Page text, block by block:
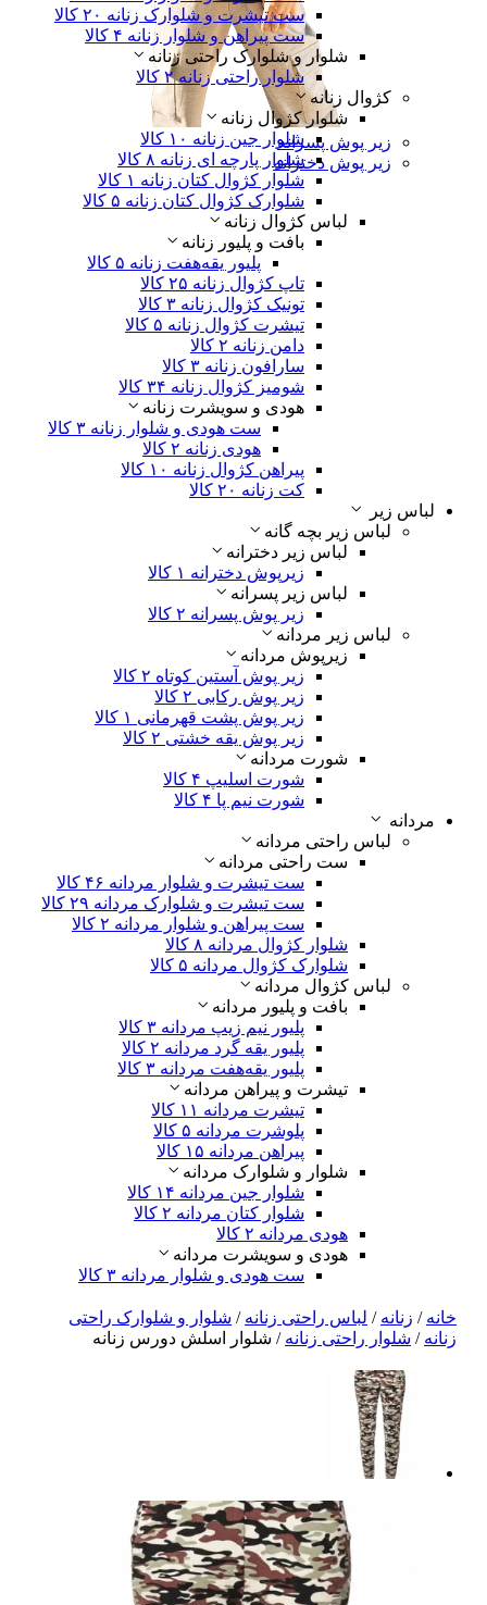
زیر پوش پسرانه
زیر پوش دخترانه
ست تیشرت و شلوارک زنانه
ست پیراهن و شلوار زنانه
شلوار و شلوارک راحتی زنانه
شلوار راحتی زنانه۲ کالا
کژوال زنانه
شلوار کژوال زنانه
شلوار جین زنانه
شلوار پارچه ای زنانه
شلوار کژوال کتان زنانه
شلوارک کژوال کتان زنانه
لباس‌ کژوال زنانه
بافت و پلیور زنانه
پلیور یقه‌هفت زنانه
تاپ کژوال زنانه
تونیک کژوال زنانه
تیشرت کژوال زنانه
دامن زنانه
سارافون زنانه
شومیز کژوال زنانه
هودی و سویشرت زنانه
ست هودی و شلوار زنانه
هودی زنانه
پیراهن کژوال زنانه
کت زنانه
لباس زیر
لباس زیر بچه گانه
لباس زیر دخترانه
زیرپوش دخترانه
لباس زیر پسرانه
زیر پوش پسرانه
لباس زیر مردانه
زیرپوش مردانه
زیر پوش آستین کوتاه
زیر پوش رکابی
زیر پوش پشت قهرمانی
زیر پوش یقه خشتی
شورت مردانه
شورت اسلیپ
شورت نیم پا
مردانه
لباس راحتی مردانه
ست راحتی مردانه
ست تیشرت و شلوار مردانه
ست تیشرت و شلوارک مردانه
ست پیراهن و شلوار مردانه
شلوار کژوال مردانه
شلوارک کژوال مردانه
لباس کژوال مردانه
بافت و پلیور مردانه
پلیور نیم زیپ مردانه
پلیور یقه گرد مردانه
پلیور یقه‌هفت مردانه
تیشرت و پیراهن مردانه
تیشرت مردانه
پلوشرت مردانه
پیراهن مردانه
شلوار و شلوارک مردانه
شلوار جین مردانه
شلوار کتان مردانه
هودی مردانه
هودی و سویشرت مردانه
ست هودی و شلوار مردانه
خانه / زنانه / لباس راحتی زنانه / شلوار و شلوارک راحتی
زنانه / شلوار راحتی زنانه / شلوار اسلش دورس زنانه